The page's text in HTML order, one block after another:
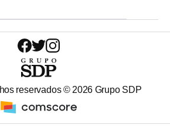
reservados © 2026 Grupo SDP